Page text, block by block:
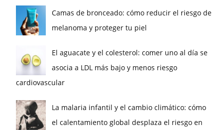
Camas de bronceado: cómo reducir el riesgo de
melanoma y proteger tu piel
El aguacate y el colesterol: comer uno al día se
asocia a LDL más bajo y menos riesgo
cardiovascular
La malaria infantil y el cambio climático: cómo
el calentamiento global desplaza el riesgo en